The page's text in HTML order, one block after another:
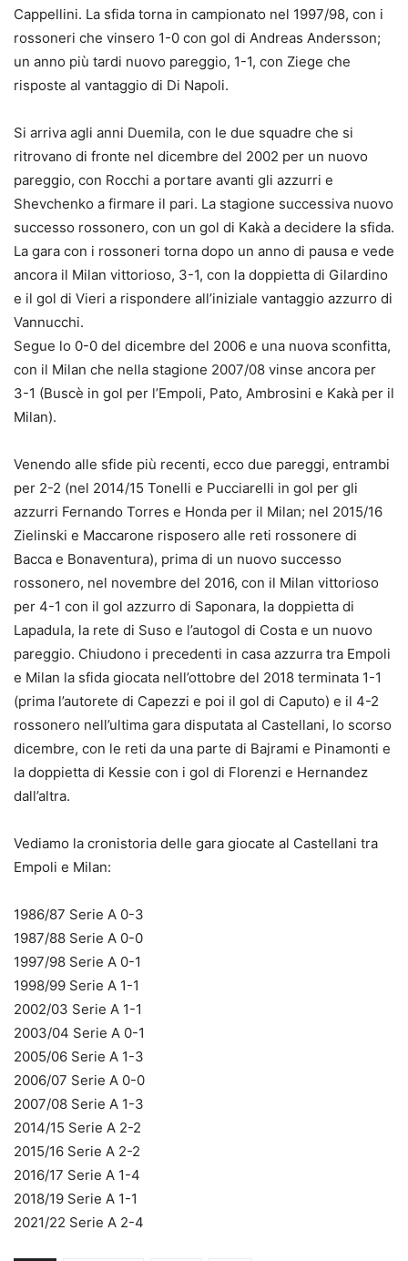
Cappellini. La sfida torna in campionato nel 1997/98, con i
rossoneri che vinsero 1-0 con gol di Andreas Andersson;
un anno più tardi nuovo pareggio, 1-1, con Ziege che
risposte al vantaggio di Di Napoli.
Si arriva agli anni Duemila, con le due squadre che si
ritrovano di fronte nel dicembre del 2002 per un nuovo
pareggio, con Rocchi a portare avanti gli azzurri e
Shevchenko a firmare il pari. La stagione successiva nuovo
successo rossonero, con un gol di Kakà a decidere la sfida.
La gara con i rossoneri torna dopo un anno di pausa e vede
ancora il Milan vittorioso, 3-1, con la doppietta di Gilardino
e il gol di Vieri a rispondere all’iniziale vantaggio azzurro di
Vannucchi.
Segue lo 0-0 del dicembre del 2006 e una nuova sconfitta,
con il Milan che nella stagione 2007/08 vinse ancora per
3-1 (Buscè in gol per l’Empoli, Pato, Ambrosini e Kakà per il
Milan).
Venendo alle sfide più recenti, ecco due pareggi, entrambi
per 2-2 (nel 2014/15 Tonelli e Pucciarelli in gol per gli
azzurri Fernando Torres e Honda per il Milan; nel 2015/16
Zielinski e Maccarone risposero alle reti rossonere di
Bacca e Bonaventura), prima di un nuovo successo
rossonero, nel novembre del 2016, con il Milan vittorioso
per 4-1 con il gol azzurro di Saponara, la doppietta di
Lapadula, la rete di Suso e l’autogol di Costa e un nuovo
pareggio. Chiudono i precedenti in casa azzurra tra Empoli
e Milan la sfida giocata nell’ottobre del 2018 terminata 1-1
(prima l’autorete di Capezzi e poi il gol di Caputo) e il 4-2
rossonero nell’ultima gara disputata al Castellani, lo scorso
dicembre, con le reti da una parte di Bajrami e Pinamonti e
la doppietta di Kessie con i gol di Florenzi e Hernandez
dall’altra.
Vediamo la cronistoria delle gara giocate al Castellani tra
Empoli e Milan:
1986/87 Serie A 0-3
1987/88 Serie A 0-0
1997/98 Serie A 0-1
1998/99 Serie A 1-1
2002/03 Serie A 1-1
2003/04 Serie A 0-1
2005/06 Serie A 1-3
2006/07 Serie A 0-0
2007/08 Serie A 1-3
2014/15 Serie A 2-2
2015/16 Serie A 2-2
2016/17 Serie A 1-4
2018/19 Serie A 1-1
2021/22 Serie A 2-4